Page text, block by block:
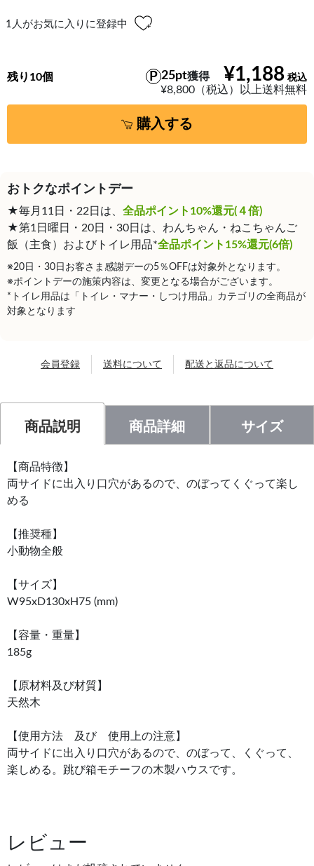
1 人がお気に入りに登録中
¥1,188
25pt獲得
¥8,800（税込）以上送料無料
残り10個
購入する
おトクなポイントデー
★毎月11日・22日は、 全品ポイント10%還元(４倍)
★第1日曜日・20日・30日は、わんちゃん・ねこちゃんご
飯（主食）およびトイレ用品*全品ポイント15%還元(6倍)
※20日・30日お客さま感謝デーの5％OFFは対象外となります。
※ポイントデーの施策内容は、変更となる場合がございます。
*トイレ用品は「トイレ・マナー・しつけ用品」カテゴリの全商品が
対象となります
会員登録 送料について 配送と返品について
商品説明 商品詳細 サイズ
【商品特徴】
両サイドに出入り口穴があるので、のぼってくぐって楽し
める
【推奨種】
小動物全般
【サイズ】
W95xD130xH75 (mm)
【容量・重量】
185g
【原材料及び材質】
天然木
【使用方法 及び 使用上の注意】
両サイドに出入り口穴があるので、のぼって、くぐって、
楽しめる。跳び箱モチーフの木製ハウスです。
レビュー